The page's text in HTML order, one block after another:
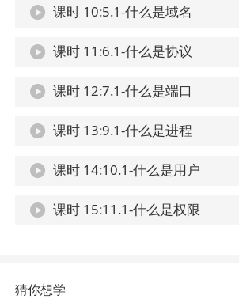
课时 10:5.1-什么是域名
课时 11:6.1-什么是协议
课时 12:7.1-什么是端口
课时 13:9.1-什么是进程
课时 14:10.1-什么是用户
课时 15:11.1-什么是权限
猜你想学